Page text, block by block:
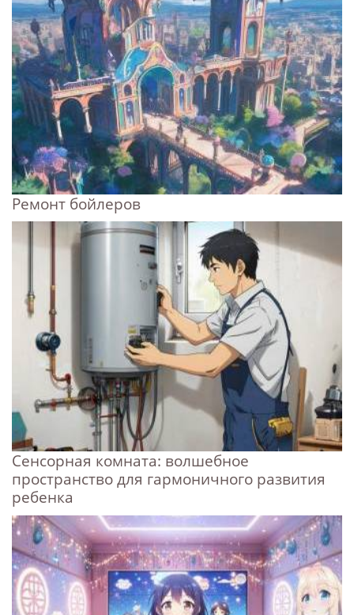
Ремонт бойлеров
Сенсорная комната: волшебное
пространство для гармоничного развития
ребенка